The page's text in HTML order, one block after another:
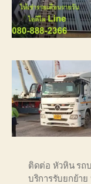
ติดต่อ หัวหิน รถ
บริการรับยกย้า